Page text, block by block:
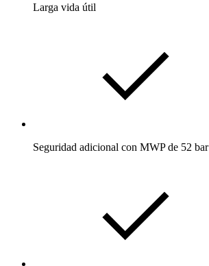
Larga vida útil
Seguridad adicional con MWP de 52 bar